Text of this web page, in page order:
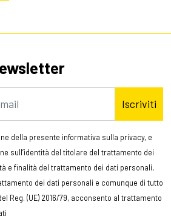
Iscriviti
della presente informativa sulla privacy, e
sull’identità del titolare del trattamento dei
e finalità del trattamento dei dati personali,
dei dati personali e comunque di tutto
Reg. (UE) 2016/79, acconsento al trattamento